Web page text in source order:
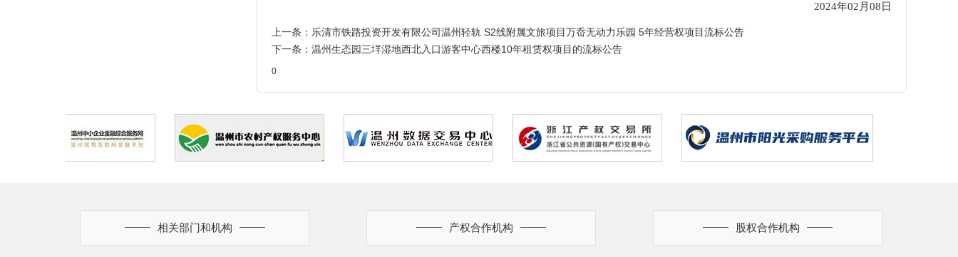
2024年02 月 08 日
上一条： 乐清市铁路投资开发有限公司温州轻轨 S2线附属文旅项目万岙无动力乐园 5年经营权项目流标公告
下一条： 温州生态园三垟湿地西北入口游客中心西楼10年租赁权项目的流标公告
0
相关部门和机构 产权合作机构 股权合作机构